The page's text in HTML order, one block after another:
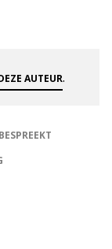
AUTEUR.